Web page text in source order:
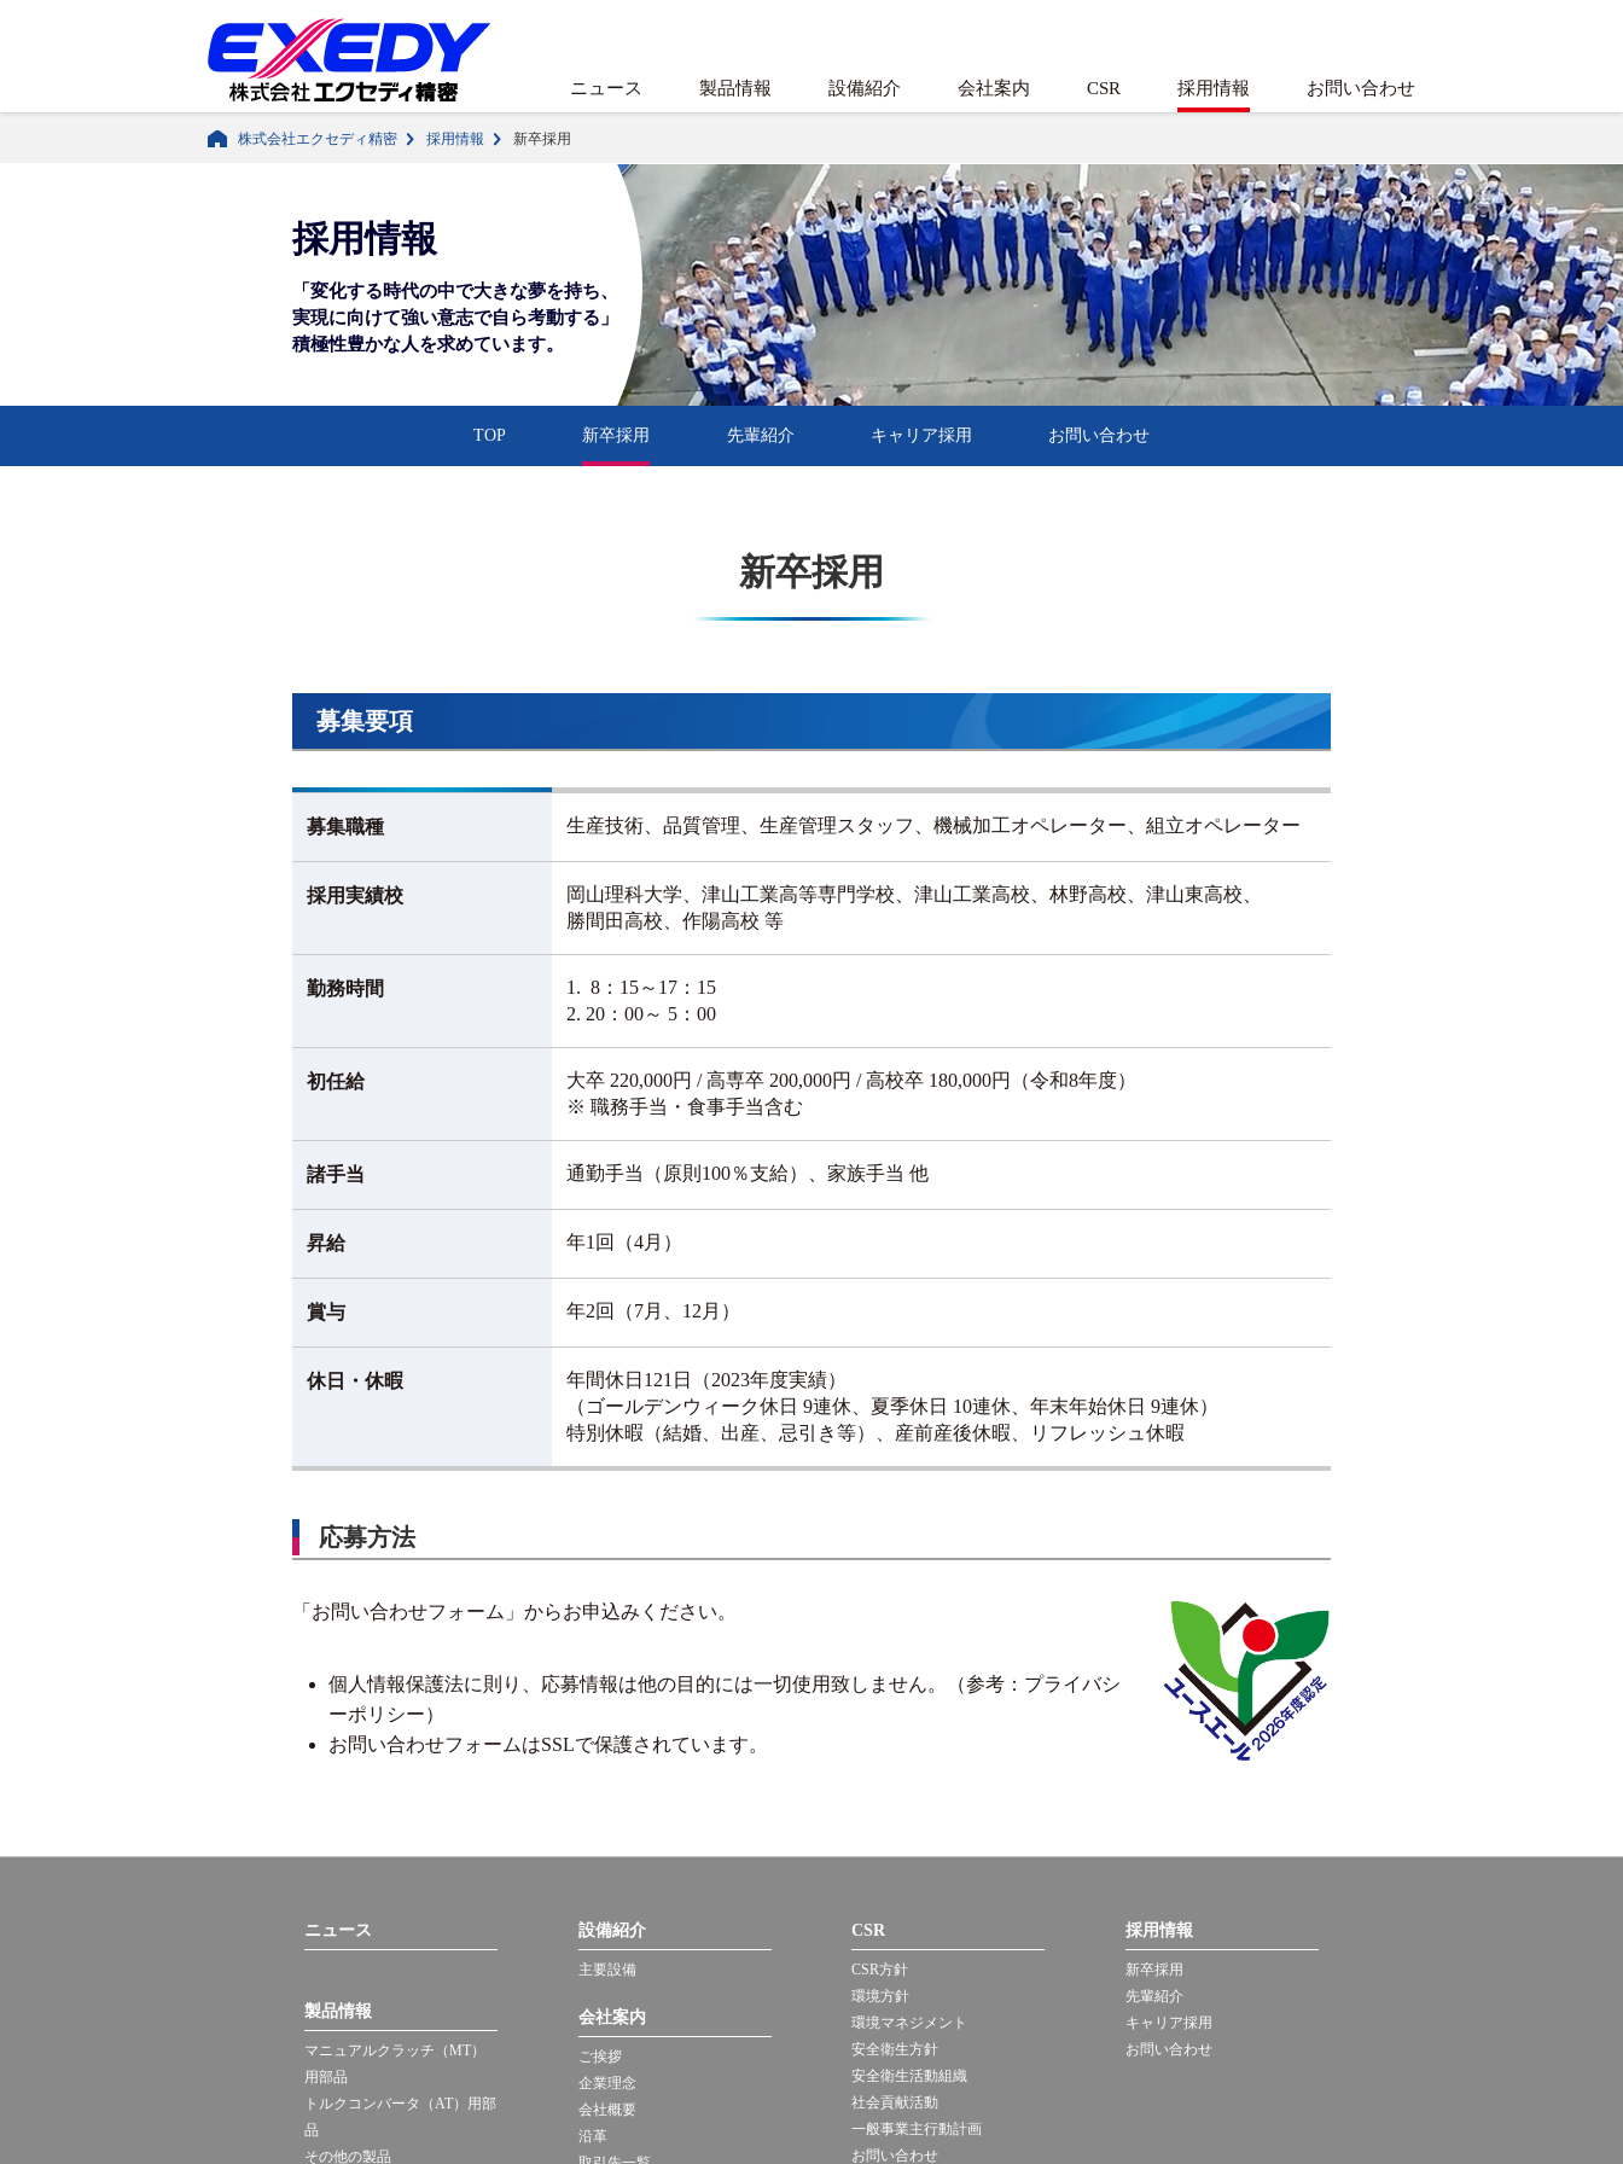
ニュース 製品情報 設備紹介 会社案内 CSR 採用情報 お問い合わせ
株式会社エクセディ精密 採用情報 新卒採用
採用情報
「変化する時代の中で大きな夢を持ち、
実現に向けて強い意志で自ら考動する」
積極性豊かな人を求めています。
TOP 新卒採用 先輩紹介 キャリア採用 お問い合わせ
新卒採用
募集要項
募集職種 生産技術、品質管理、生産管理スタッフ、機械加工オペレーター、組立オペレーター
採用実績校
岡山理科大学、津山工業高等専門学校、津山工業高校、林野高校、津山東高校、
勝間田高校、作陽高校 等
勤務時間
1. 8：15～17：15
2. 20：00～ 5：00
初任給
大卒 220,000円 / 高専卒 200,000円 / 高校卒 180,000円（令和8年度）
※ 職務手当・食事手当含む
諸手当 通勤手当（原則100％支給）、家族手当 他
昇給 年1回（4月）
賞与 年2回（7月、12月）
休日・休暇
年間休日121日（2023年度実績）
（ゴールデンウィーク休日 9連休、夏季休日 10連休、年末年始休日 9連休）
特別休暇（結婚、出産、忌引き等）、産前産後休暇、リフレッシュ休暇
応募方法
「 お問い合わせフォーム 」からお申込みください。
個人情報保護法に則り、応募情報は他の目的には一切使用致しません。（参考： プライバシ
ーポリシー）
お問い合わせフォームはSSLで保護されています。
ニュース
製品情報
マニュアルクラッチ（MT）
用部品
トルクコンバータ（AT）用部
品
その他の製品
設備紹介
主要設備
会社案内
ご挨拶
企業理念
会社概要
沿革
CSR
CSR方針
環境方針
環境マネジメント
安全衛生方針
安全衛生活動組織
社会貢献活動
一般事業主行動計画
お問い合わせ
採用情報
新卒採用
先輩紹介
キャリア採用
お問い合わせ